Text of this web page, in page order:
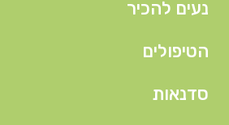
נעים להכיר
הטיפולים
סדנאות